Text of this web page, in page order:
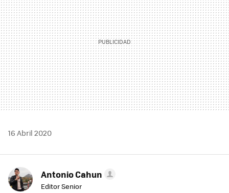
16 Abril 2020
Antonio Cahun
Editor Senior